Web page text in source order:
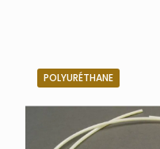
POLYURÉTHANE